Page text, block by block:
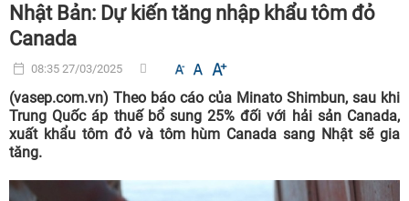
Nhật Bản: Dự kiến tăng nhập khẩu tôm đỏ
Canada
08:35 27/03/2025
(vasep.com.vn) Theo báo cáo của Minato Shimbun, sau khi
Trung Quốc áp thuế bổ sung 25% đối với hải sản Canada,
xuất khẩu tôm đỏ và tôm hùm Canada sang Nhật sẽ gia
tăng.